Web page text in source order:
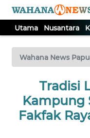
Utama Nusantara
Wahana News
Tradisi
Kampung
Fakfak
TV
Tutup
NUSANTARA